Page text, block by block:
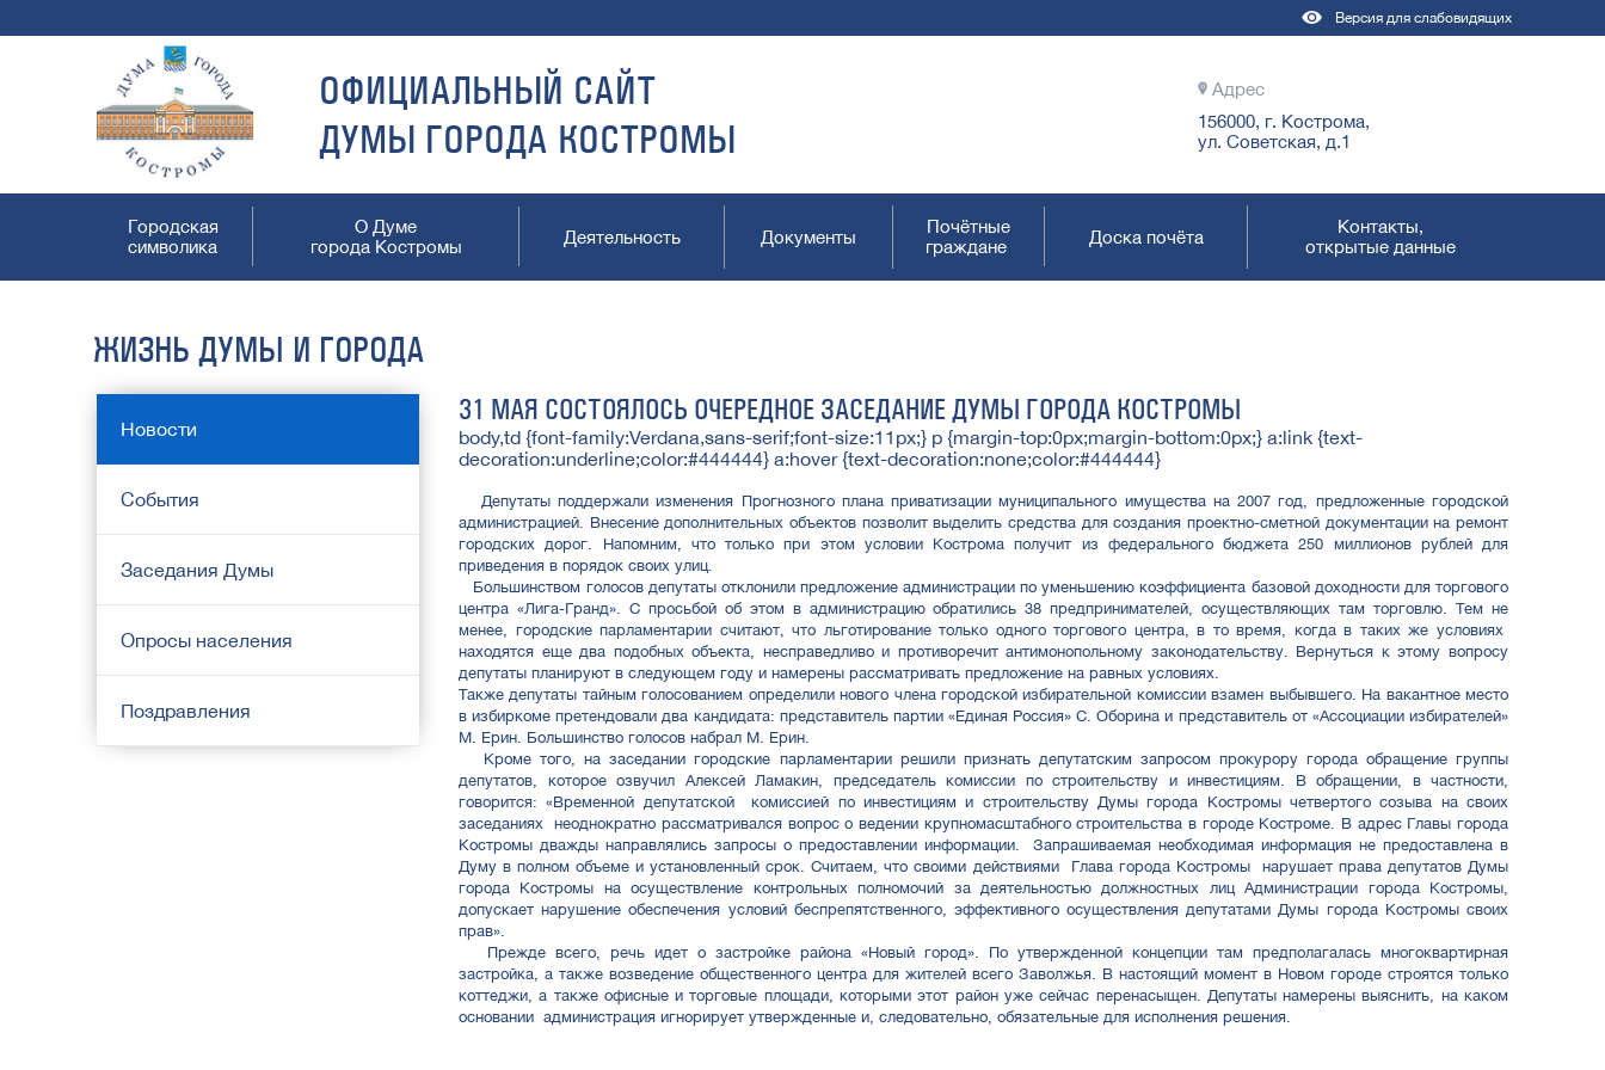
Версия для слабовидящих
ОФИЦИАЛЬНЫЙ САЙТ
ДУМЫ ГОРОДА КОСТРОМЫ
Адрес
156000, г. Кострома,
ул. Советская, д.1
Городская
символика
О Думе
города Костромы
Деятельность Документы
Почётные
граждане
Доска почёта
Контакты,
открытые данные
ЖИЗНЬ ДУМЫ И ГОРОДА
Новости
События
Заседания Думы
Опросы населения
Поздравления
31 МАЯ СОСТОЯЛОСЬ ОЧЕРЕДНОЕ ЗАСЕДАНИЕ ДУМЫ ГОРОДА КОСТРОМЫ
body,td {font-family:Verdana,sans-serif;font-size:11px;} p {margin-top:0px;margin-bottom:0px;} a:link {text-
decoration:underline;color:#444444} a:hover {text-decoration:none;color:#444444}
Депутаты поддержали изменения Прогнозного плана приватизации муниципального имущества на 2007 год, предложенные городской
администрацией. Внесение дополнительных объектов позволит выделить средства для создания проектно-сметной документации на ремонт
городских дорог. Напомним, что только при этом условии Кострома получит из федерального бюджета 250 миллионов рублей для
приведения в порядок своих улиц.
Большинством голосов депутаты отклонили предложение администрации по уменьшению коэффициента базовой доходности для торгового
центра «Лига-Гранд». С просьбой об этом в администрацию обратились 38 предпринимателей, осуществляющих там торговлю. Тем не
менее, городские парламентарии считают, что льготирование только одного торгового центра, в то время, когда в таких же условиях
находятся еще два подобных объекта, несправедливо и противоречит антимонопольному законодательству. Вернуться к этому вопросу
депутаты планируют в следующем году и намерены рассматривать предложение на равных условиях.
Также депутаты тайным голосованием определили нового члена городской избирательной комиссии взамен выбывшего. На вакантное место
в избиркоме претендовали два кандидата: представитель партии «Единая Россия» С. Оборина и представитель от «Ассоциации избирателей»
М. Ерин. Большинство голосов набрал М. Ерин.
Кроме того, на заседании городские парламентарии решили признать депутатским запросом прокурору города обращение группы
депутатов, которое озвучил Алексей Ламакин, председатель комиссии по строительству и инвестициям. В обращении, в частности,
говорится: «Временной депутатской комиссией по инвестициям и строительству Думы города Костромы четвертого созыва на своих
заседаниях неоднократно рассматривался вопрос о ведении крупномасштабного строительства в городе Костроме. В адрес Главы города
Костромы дважды направлялись запросы о предоставлении информации. Запрашиваемая необходимая информация не предоставлена в
Думу в полном объеме и установленный срок. Считаем, что своими действиями Глава города Костромы нарушает права депутатов Думы
города Костромы на осуществление контрольных полномочий за деятельностью должностных лиц Администрации города Костромы,
допускает нарушение обеспечения условий беспрепятственного, эффективного осуществления депутатами Думы города Костромы своих
прав».
Прежде всего, речь идет о застройке района «Новый город». По утвержденной концепции там предполагалась многоквартирная
застройка, а также возведение общественного центра для жителей всего Заволжья. В настоящий момент в Новом городе строятся только
коттеджи, а также офисные и торговые площади, которыми этот район уже сейчас перенасыщен. Депутаты намерены выяснить, на каком
основании администрация игнорирует утвержденные и, следовательно, обязательные для исполнения решения.